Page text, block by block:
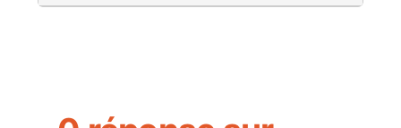
Inscription :